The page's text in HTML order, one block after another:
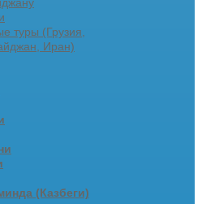
туры (Грузия,
Иран)
(Казбеги)